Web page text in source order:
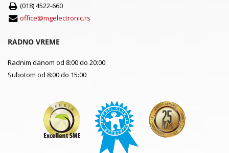
(018) 4522-660
office@mgelectronic.rs
RADNO VREME
Radnim danom od 8:00 do 20:00
Subotom od 8:00 do 15:00